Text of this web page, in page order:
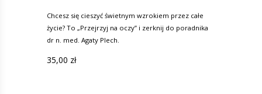
Chcesz się cieszyć świetnym wzrokiem przez całe
życie? To „Przejrzyj na oczy” i zerknij do poradnika
dr n. med. Agaty Plech.
35,00 zł